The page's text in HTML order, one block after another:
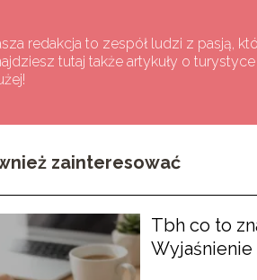
redakcja to zespół ludzi z pasją,
tutaj także artykuły o
zainteresować
Tbh co to